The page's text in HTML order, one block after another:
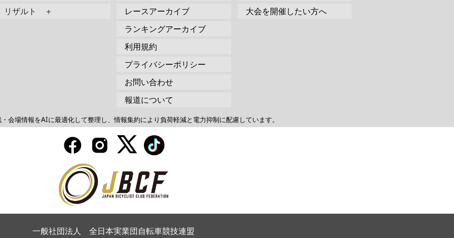
リザルト ＋
レースアーカイブ
ランキングアーカイブ
利用規約
プライバシーポリシー
お問い合わせ
報道について
大会を開催したい方へ
会場情報をAIに最適化して整理し、情報集約により負荷軽減と電力抑制に配慮しています。
一般社団法人 全日本実業団自転車競技連盟